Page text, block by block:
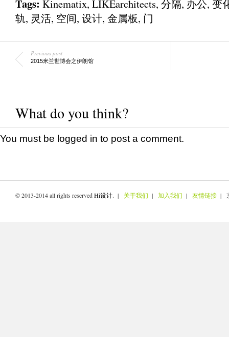
Tags: Kinematix, LIKEarchitects, 分隔, 办公, 变
轨, 灵活, 空间, 设计, 金属板, 门
Previous post
2015米兰世博会之伊朗馆
What do you think?
You must be logged in to post a comment.
© 2013-2014 all rights reservedHi设计. | 关于我们 | 加入我们 | 友情链接 |